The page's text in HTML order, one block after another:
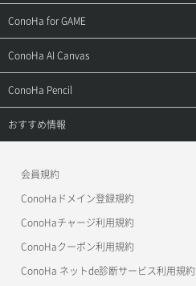
用語集
お問い合わせ
お乗り換えガイド
よくある質問
ご利用ガイド
APIドキュメントVPS2.0
APIドキュメントVPS3.0
サポートトップ
ご利用ガイド
APIドキュメントVPS2.0
APIドキュメントVPS3.0
ConoHa for GAME
サポートトップ
ご利用ガイド
ConoHa AI Canvas
サポートトップ
ご利用ガイド
ConoHa Pencil
サポートトップ
おすすめ情報
美雲このは徹底ガイド
会員規約
ConoHaドメイン登録規約
ConoHaチャージ利用規約
ConoHaクーポン利用規約
ConoHa ネットde診断サービス利用規約